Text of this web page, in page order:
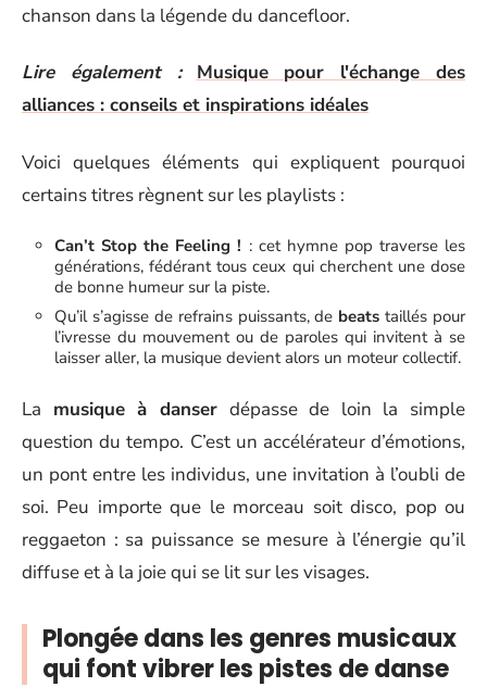
chanson dans la légende du dancefloor.
Lire également :
Musique pour l'échange des
alliances : conseils et inspirations idéales
Voici quelques éléments qui expliquent pourquoi
certains titres règnent sur les playlists :
Can’t Stop the Feeling ! : cet hymne pop traverse les
générations, fédérant tous ceux qui cherchent une dose
de bonne humeur sur la piste.
Qu’il s’agisse de refrains puissants, de beats taillés pour
l’ivresse du mouvement ou de paroles qui invitent à se
laisser aller, la musique devient alors un moteur collectif.
La musique à danserdépasse de loin la simple
question du tempo. C’est un accélérateur d’émotions,
un pont entre les individus, une invitation à l’oubli de
soi. Peu importe que le morceau soit disco, pop ou
reggaeton : sa puissance se mesure à l’énergie qu’il
diffuse et à la joie qui se lit sur les visages.
Plongée dans les genres musicaux
qui font vibrer les pistes de danse